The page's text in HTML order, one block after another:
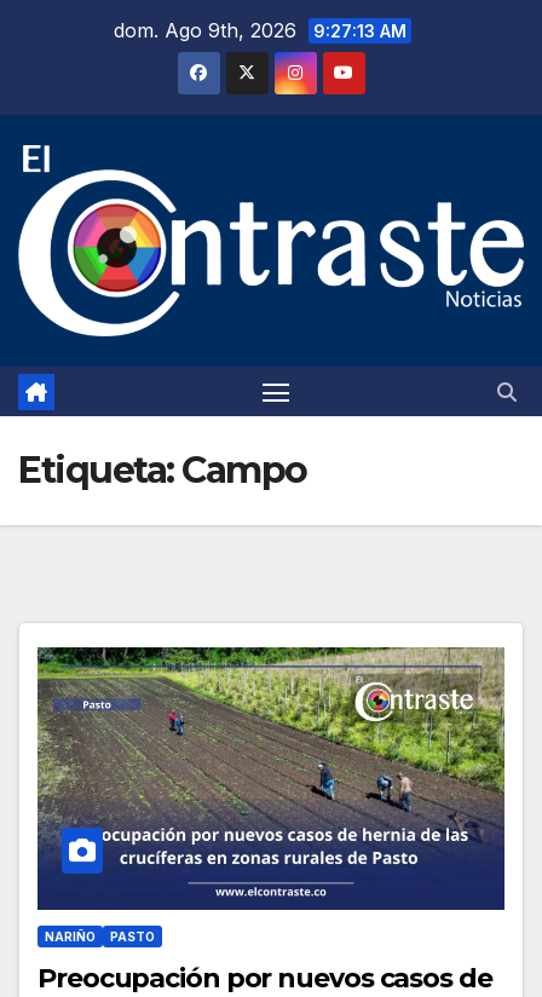
dom. Ago 9th, 2026 9:27:14 AM
Etiqueta:Campo
NARIÑO PASTO
Preocupación por nuevos casos de